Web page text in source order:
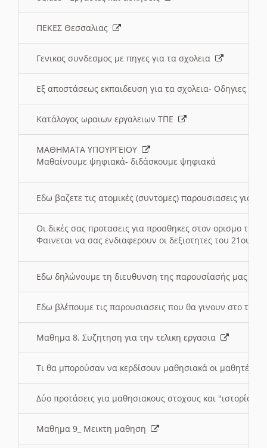
ΠΕΚΕΣ Θεσσαλιας
Γενικος συνδεσμος με πηγες για τα σχολεια
Εξ αποστάσεως εκπαιδευση για τα σχολεια- Οδηγιες
Κατάλογος ωραιων εργαλειων ΤΠΕ
ΜΑΘΗΜΑΤΑ ΥΠΟΥΡΓΕΙΟΥ
Μαθαίνουμε ψηφιακά- διδάσκουμε ψηφιακά
Εδω βαζετε τις ατομικές (συντομες) παρουσιασεις για
Οι δικές σας προτασεις για προσθηκες στον ορισμο
Φαινεται να σας ενδιαφερουν οι δεξιοτητες του 21ου
Εδω δηλώνουμε τη διευθυνση της παρουσίασής μας
Εδω βλέπουμε τις παρουσιασεις που θα γινουν στο
Μαθημα 8. Συζητηση για την τελικη εργασια
Τι θα μπορούσαν να κερδίσουν μαθησιακά οι μαθητές/
Δύο προτάσεις για μαθησιακους στοχους και "ιστορία"
Μαθημα 9_ Μεικτη μαθηση